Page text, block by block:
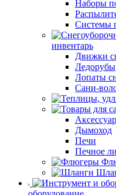
Наборы
Системы
инвентарь
Движки
Ледорубы
Лопаты
Сани-
Дымоход
Печи
Печное